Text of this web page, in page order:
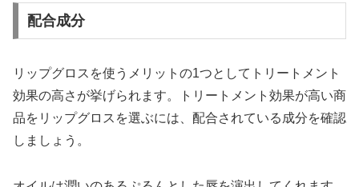
配合成分
リップグロスを使うメリットの1つとしてトリートメント
効果の高さが挙げられます。トリートメント効果が高い商
品をリップグロスを選ぶには、配合されている成分を確認
しましょう。